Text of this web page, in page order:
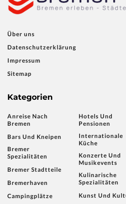
Über uns
Datenschutzerklärung
Impressum
Sitemap
Kategorien
Anreise Nach
Bremen
Bars Und Kneipen
Bremer
Spezialitäten
Bremer Stadtteile
Bremerhaven
Campingplätze
Hotels Und
Pensionen
Internationale
Küche
Konzerte Und
Musikevents
Kulinarische
Spezialitäten
Kunst Und